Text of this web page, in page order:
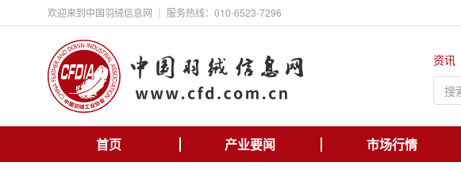
欢迎来到中国羽绒信息网 ｜ 服务热线：010-6523-7296
资讯
搜
首页 产业要闻 市场行情